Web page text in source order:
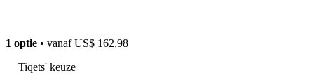
1 optie • vanafUS$ 162,98
Tiqets' keuze